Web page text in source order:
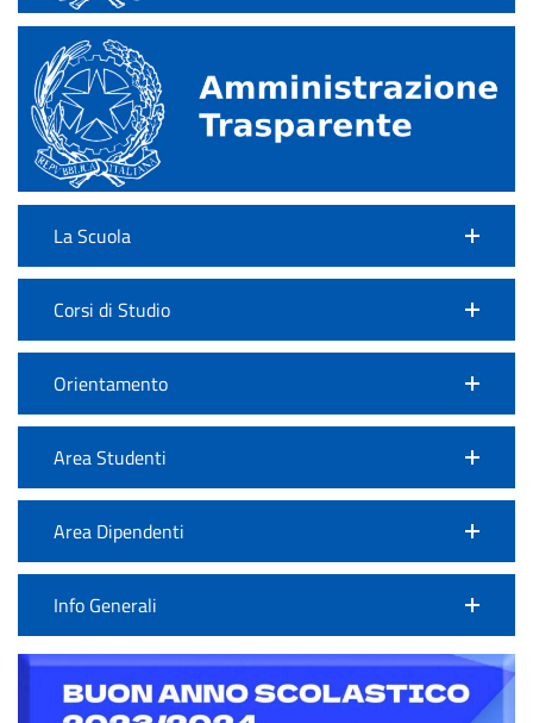
La Scuola
Corsi di Studio
Orientamento
Area Studenti
Area Dipendenti
Info Generali